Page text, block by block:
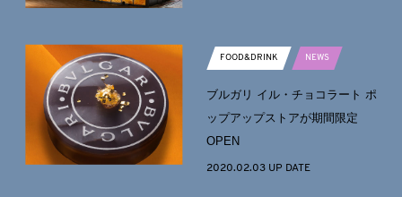
FOOD&DRINK NEWS
ブルガリ イル・チョコラート ポ
ップアップストアが期間限定
OPEN
2020.02.03 UP DATE